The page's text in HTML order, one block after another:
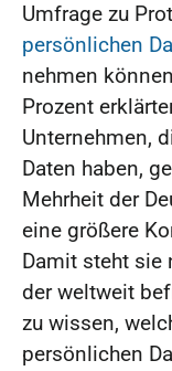
Umfrage zu
persönlichen
nehmen
Prozent
Unternehmen,
Daten haben,
Mehrheit der
eine größere
Damit steht sie
der weltweit
zu wissen,
persönlichen